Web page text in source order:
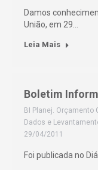
Damos
União, em 29…
Leia Mais
Boletim
BI Planej. Orçamento
Dados e
29/04/2011
Foi publicada no